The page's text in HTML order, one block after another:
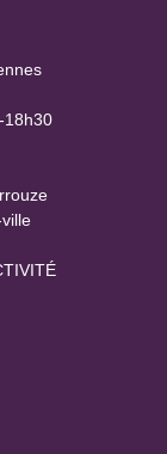
18h30